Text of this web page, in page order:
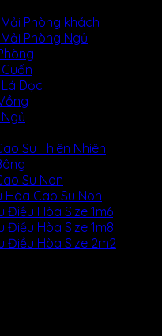
Vải Phòng khách
Phòng Ngủ
Dọc
Su Thiên Nhiên
Su Non
Hòa Cao Su Non
Điều Hòa Size 1m6
Điều Hòa Size 1m8
Điều Hòa Size 2m2